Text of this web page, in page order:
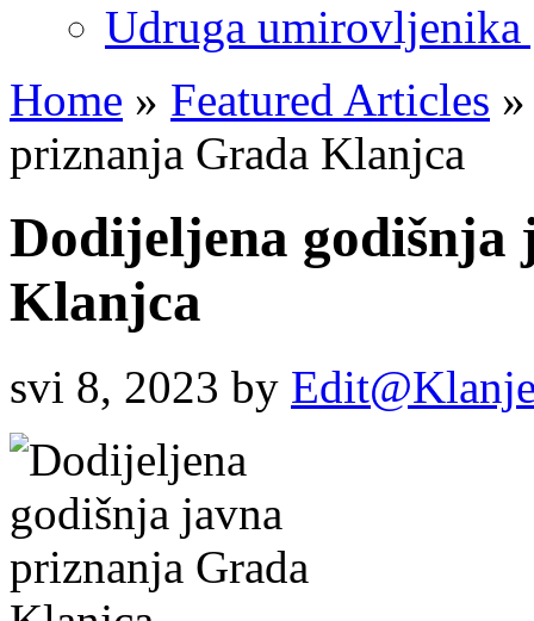
Udruga umirovljenika
Home » Featured Articles »
priznanja Grada Klanjca
Dodijeljena
Klanjca
svi 8, 2023 by